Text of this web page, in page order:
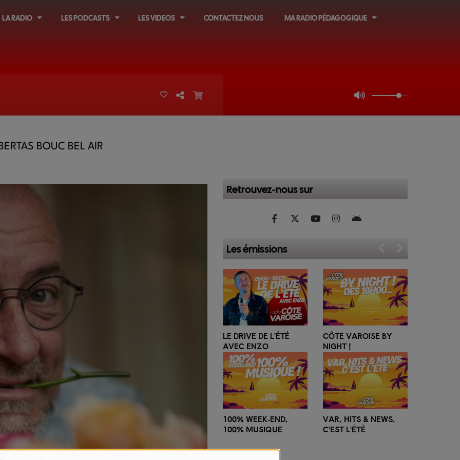
LA RADIO LES PODCASTS LES VIDEOS CONTACTEZ NOUS MA RADIO PÉDAGOGIQUE
BOUC BEL AIR
Retrouvez-nous sur
Les émissions
100% WEEK-END,
100% MUSIQUE
CÔTE VAROISE BY
NIGHT !
VAR, HITS & NEWS,
C'EST L'ÉTÉ
LA MATINALE
ESTIVALE AVEC KYEL